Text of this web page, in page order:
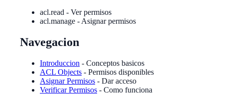
acl.read - Ver permisos
acl.manage - Asignar permisos
Navegacion
Introduccion - Conceptos basicos
ACL Objects - Permisos disponibles
Asignar Permisos - Dar acceso
Verificar Permisos - Como funciona